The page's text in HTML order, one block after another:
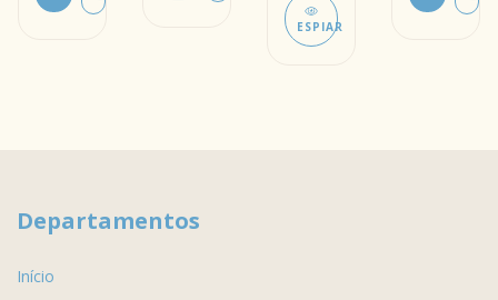
ESPIAR
Departamentos
Início